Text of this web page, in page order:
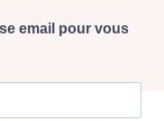
email pour vous